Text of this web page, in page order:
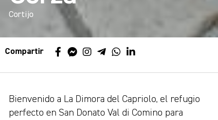
Cortijo
Compartir
Bienvenido a La Dimora del Capriolo, el refugio
perfecto en San Donato Val di Comino para